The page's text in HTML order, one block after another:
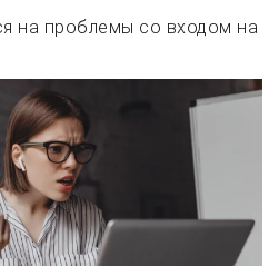
на проблемы со входом на